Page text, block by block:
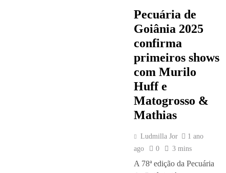
Pecuária de
Goiânia 2025
confirma
primeiros shows
com Murilo
Huff e
Matogrosso &
Mathias
Ludmilla Jor
1 ano
ago
0 3 mins
A 78ª edição da Pecuária